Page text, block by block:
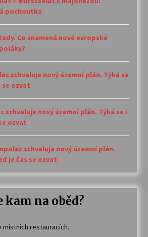
pochoutka
Co znamená nové evropské
schvaluje nový územní plán. Týká se
se ozvat
schvaluje nový územní plán. Týká se i
ozvat
schvaluje nový územní plán.
je čas se ozvat
na oběd?
místních restauracích.